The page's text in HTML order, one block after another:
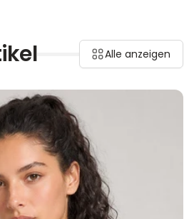
Alle anzeigen